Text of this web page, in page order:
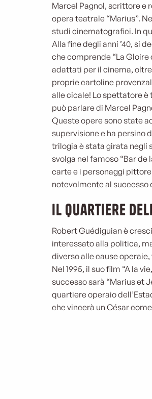
Marcel Pagnol, scrittore e
opera teatrale “Marius”.
studi cinematografici. In
Alla fine degli anni ’40, si
che comprende “La Gloire
adattati per il cinema, oltre
proprie cartoline
alle cicale! Lo spettatore
può parlare di Marcel
Queste opere sono state
supervisione e ha persino
trilogia è stata girata negli
svolga nel famoso “Bar de
carte e i personaggi
notevolmente al successo
Il quartiere
Robert Guédiguian è
interessato alla politica,
diverso alle cause
Nel 1995, il suo film “A la
successo sarà “Marius et
quartiere operaio
che vincerà un César